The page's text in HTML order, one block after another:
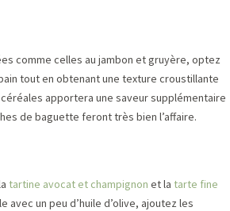
comme celles au jambon et gruyère, optez
tout en obtenant une texture croustillante
apportera une saveur supplémentaire
de baguette feront très bien l’affaire.
tartine avocat et champignon et la tarte fine
un peu d’huile d’olive, ajoutez les